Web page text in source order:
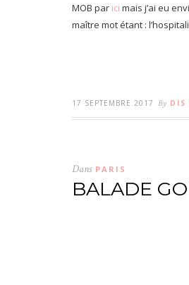
MOB par ici mais j’ai eu
maître mot étant :
17 SEPTEMBRE 2017 By DIS
Dans PARIS
BALADE